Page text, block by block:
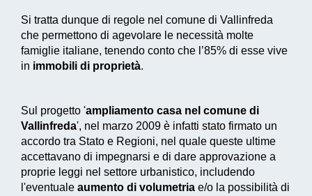
Si tratta dunque di regole nel comune di Vallinfreda
che permettono di agevolare le necessità molte
famiglie italiane, tenendo conto che l’85% di esse vive
in immobili di proprietà.
Sul progetto 'ampliamento casa nel comune di
Vallinfreda', nel marzo 2009 è infatti stato firmato un
accordo tra Stato e Regioni, nel quale queste ultime
accettavano di impegnarsi e di dare approvazione a
proprie leggi nel settore urbanistico, includendo
l'eventuale aumento di volumetria e/o la possibilità di